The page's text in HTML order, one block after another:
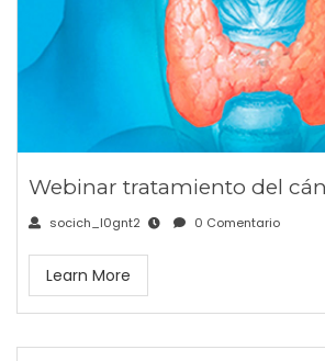
Webinar tratamiento del
socich_l0gnt2 0 Comentario
Learn More